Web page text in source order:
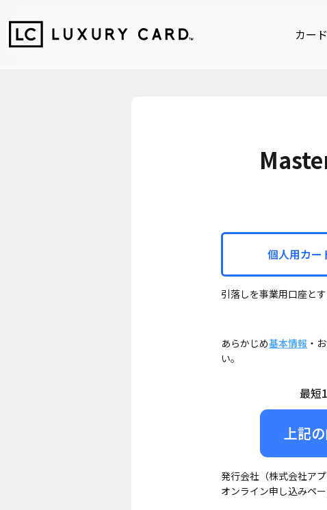
カー
個人用カー
引落しを事業用口座と
あらかじめ基本情報 ・
い。
最短
上記
発行会社（株式会社ア
オンライン申し込みペー